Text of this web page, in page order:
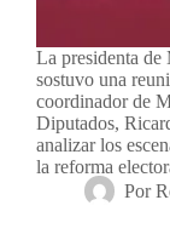
La presidenta
sostuvo una
coordinador de
Diputados,
analizar los
la reforma
Por